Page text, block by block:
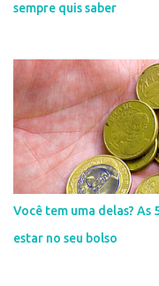
sempre quis saber
Você tem uma delas? As
estar no seu bolso